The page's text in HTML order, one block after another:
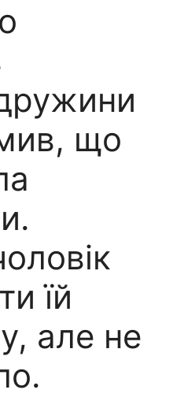
що
їй
але не